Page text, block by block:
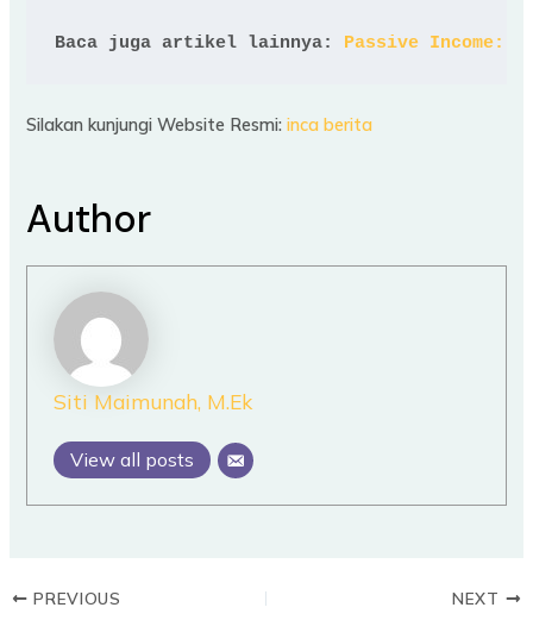
Baca juga artikel lainnya: Passive Income:
Silakan kunjungi Website Resmi:inca berita
Author
Siti Maimunah, M.Ek
View all posts
PREVIOUS NEXT